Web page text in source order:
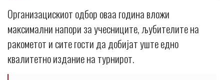
Организацискиот одбор оваа година вложи
максимални напори за учесниците, љубителите на
ракометот и сите гости да добијат уште едно
квалитетно издание на турнирот.